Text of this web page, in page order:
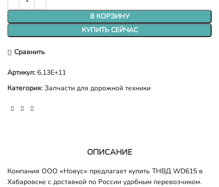
В КОРЗИНУ
КУПИТЬ СЕЙЧАС
Сравнить
Артикул: 6,13E+11
Категория: Запчасти для дорожной техники
ОПИСАНИЕ
Компания ООО «Новус» предлагает купить ТНВД WD615 в
Хабаровске с доставкой по России удобным перевозчиком.